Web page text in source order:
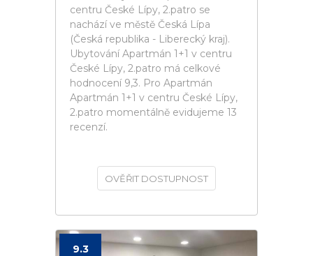
centru České Lípy, 2.patro se
nachází ve městě Česká Lípa
(Česká republika - Liberecký kraj).
Ubytování Apartmán 1+1 v centru
České Lípy, 2.patro má celkové
hodnocení 9,3. Pro Apartmán
Apartmán 1+1 v centru České Lípy,
2.patro momentálně evidujeme 13
recenzí.
OVĚŘIT DOSTUPNOST
9.3